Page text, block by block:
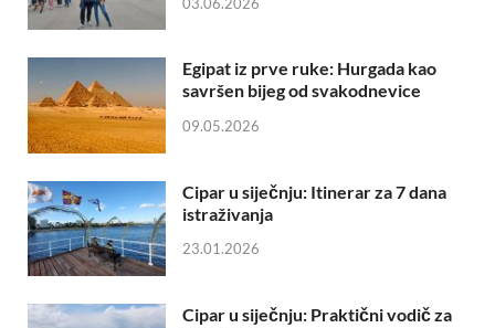
Egipat iz prve ruke: Hurgada kao
savršen bijeg od svakodnevice
09.05.2026
Cipar u siječnju: Itinerar za 7 dana
istraživanja
23.01.2026
Cipar u siječnju: Praktični vodič za